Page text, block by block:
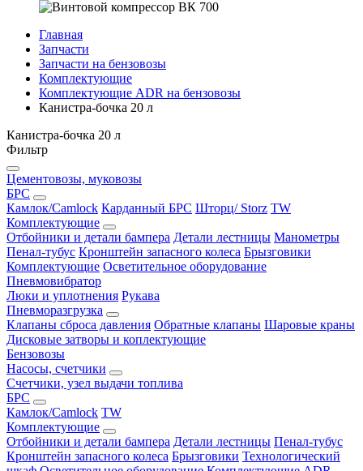
Главная
Запчасти
Запчасти на бензовозы
Комплектующие
Комплектующие ADR на бензовозы
Канистра-бочка 20 л
Канистра-бочка 20 л
Фильтр
Цементовозы, муковозы
БРС
Камлок/Camlock Карданный БРС Шторц/ Storz TW
Комплектующие
Отбойники и детали бампера Детали лестницы Манометры
Пенал-тубус Кронштейн запасного колеса Брызговики
Комплектующие Осветительное оборудование
Пневмовибратор
Люки и уплотнения Рукава
Пневморазгрузка
Клапаны сброса давления Обратные клапаны Шаровые краны
Дисковые затворы и коплектующие
Бензовозы
Насосы, счетчики
Счетчики, узел выдачи топлива
БРС
Камлок/Camlock TW
Комплектующие
Отбойники и детали бампера Детали лестницы Пенал-тубус
Кронштейн запасного колеса Брызговики Технологический